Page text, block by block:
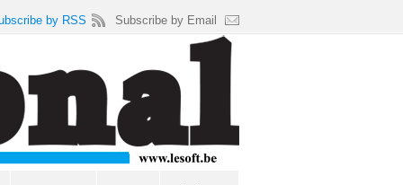
by RSS Subscribe by Email